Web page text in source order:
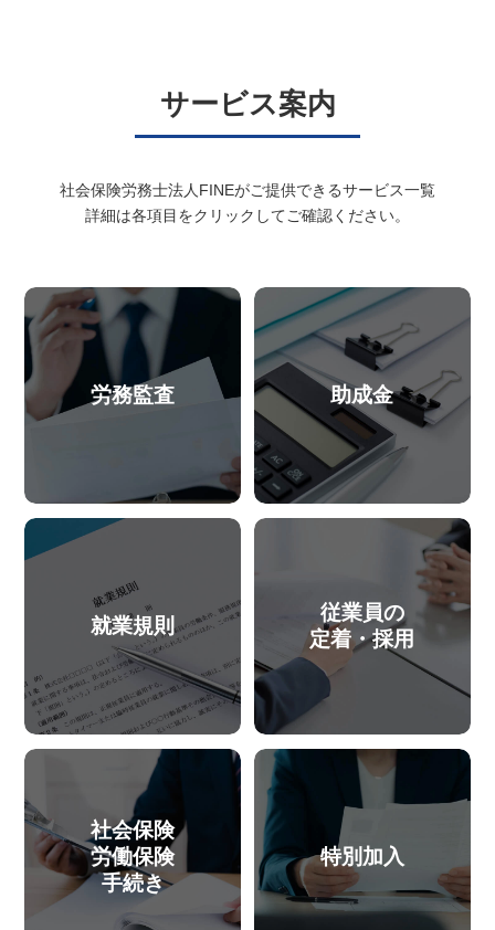
サービス案内
社会保険労務士法人FINEがご提供できるサービス一覧
詳細は各項目をクリックしてご確認ください。
労務監査 助成金
就業規則
従業員の
定着・採用
社会保険
労働保険
手続き
特別加入